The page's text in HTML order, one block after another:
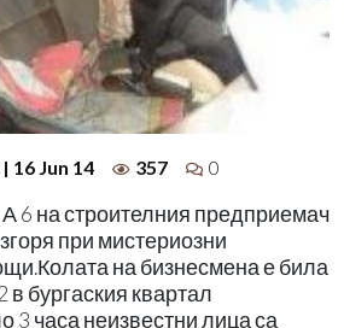
16 Jun 14 357 0
6 на строителния предприемач
при мистериозни
на бизнесмена е била
в бургаския квартал
3 часа неизвестни лица са